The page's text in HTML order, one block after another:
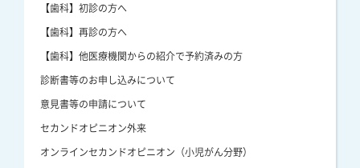
【歯科】初診の方へ
【歯科】再診の方へ
【歯科】他医療機関からの紹介で予約済みの方
診断書等のお申し込みについて
意見書等の申請について
セカンドオピニオン外来
オンラインセカンドオピニオン（小児がん分野）